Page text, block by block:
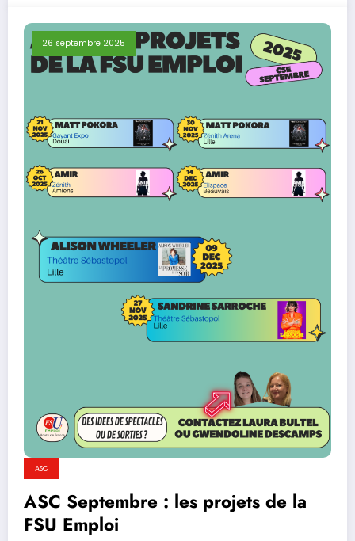
26 septembre 2025
ASC
ASC Septembre : les projets de la
FSU Emploi